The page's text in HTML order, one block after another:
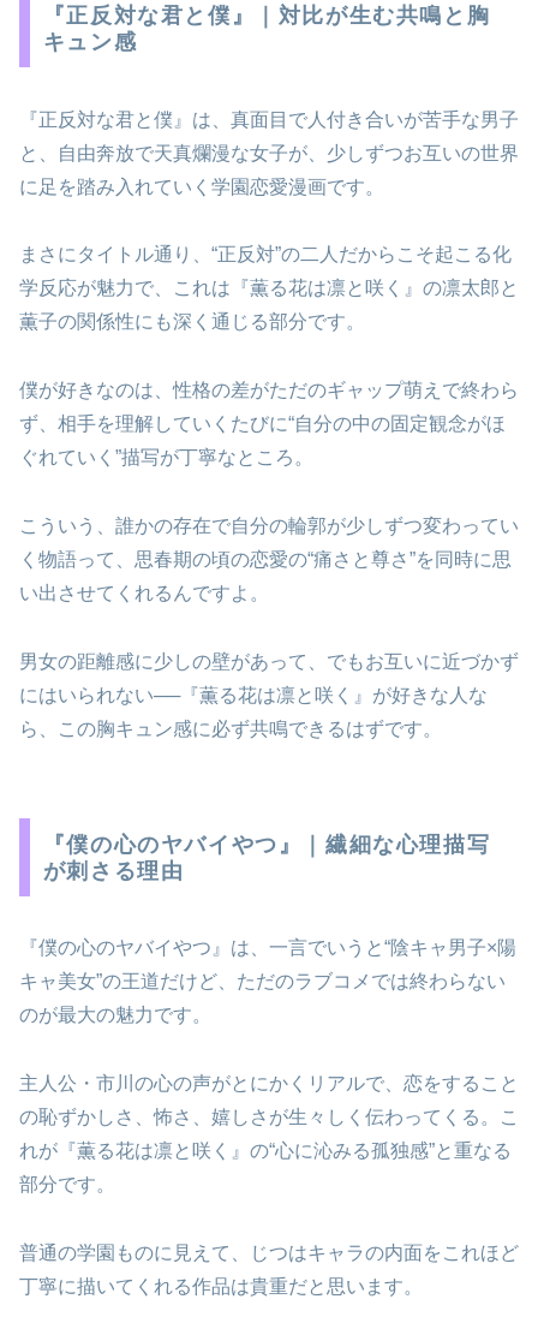
『正反対な君と僕』｜対比が生む共鳴と胸
キュン感
『正反対な君と僕』は、真面目で人付き合いが苦手な男子
と、自由奔放で天真爛漫な女子が、少しずつお互いの世界
に足を踏み入れていく学園恋愛漫画です。
まさにタイトル通り、“正反対”の二人だからこそ起こる化
学反応が魅力で、これは『薫る花は凛と咲く』の凛太郎と
薫子の関係性にも深く通じる部分です。
僕が好きなのは、性格の差がただのギャップ萌えで終わら
ず、相手を理解していくたびに“自分の中の固定観念がほ
ぐれていく”描写が丁寧なところ。
こういう、誰かの存在で自分の輪郭が少しずつ変わってい
く物語って、思春期の頃の恋愛の“痛さと尊さ”を同時に思
い出させてくれるんですよ。
男女の距離感に少しの壁があって、でもお互いに近づかず
にはいられない──『薫る花は凛と咲く』が好きな人な
ら、この胸キュン感に必ず共鳴できるはずです。
『僕の心のヤバイやつ』｜繊細な心理描写
が刺さる理由
『僕の心のヤバイやつ』は、一言でいうと“陰キャ男子×陽
キャ美女”の王道だけど、ただのラブコメでは終わらない
のが最大の魅力です。
主人公・市川の心の声がとにかくリアルで、恋をすること
の恥ずかしさ、怖さ、嬉しさが生々しく伝わってくる。こ
れが『薫る花は凛と咲く』の“心に沁みる孤独感”と重なる
部分です。
普通の学園ものに見えて、じつはキャラの内面をこれほど
丁寧に描いてくれる作品は貴重だと思います。